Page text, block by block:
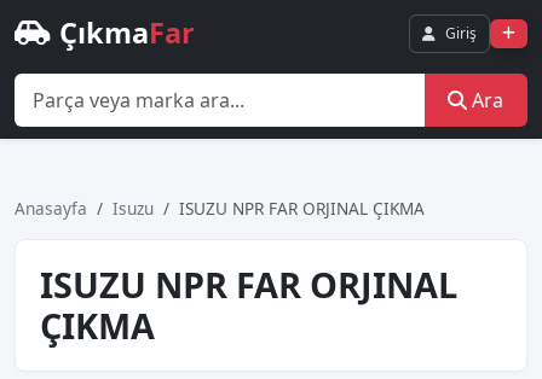
ÇıkmaFar Giriş
Ara
Anasayfa Isuzu ISUZU NPR FAR ORJINAL ÇIKMA
ISUZU NPR FAR ORJINAL
ÇIKMA